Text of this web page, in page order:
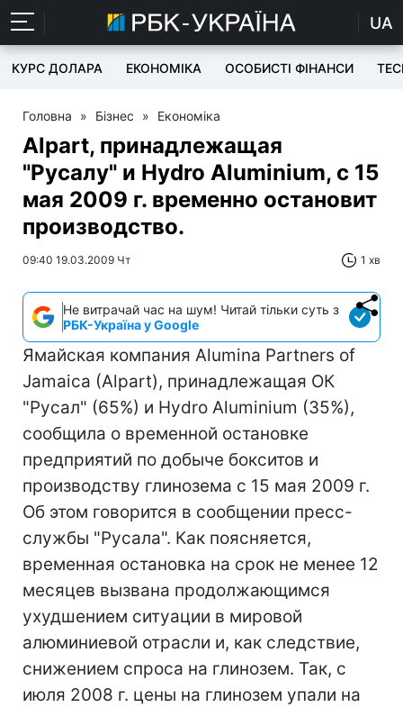
UA
КУРС ДОЛАРА ЕКОНОМІКА ОСОБИСТІ ФІНАНСИ
Головна » Бізнес » Економіка
Alpart, принадлежащая
"Русалу" и Hydro Aluminium, с 15
мая 2009 г. временно остановит
производство.
09:40 19.03.2009 Чт 1 хв
Не витрачай час на шум! Читай тільки суть з
РБК-Україна у Google
Ямайская компания Alumina Partners of
Jamaica (Alpart), принадлежащая ОК
"Русал" (65%) и Hydro Aluminium (35%),
сообщила о временной остановке
предприятий по добыче бокситов и
производству глинозема с 15 мая 2009 г.
Об этом говорится в сообщении пресс-
службы "Русала". Как поясняется,
временная остановка на срок не менее 12
месяцев вызвана продолжающимся
ухудшением ситуации в мировой
алюминиевой отрасли и, как следствие,
снижением спроса на глинозем. Так, с
июля 2008 г. цены на глинозем упали на